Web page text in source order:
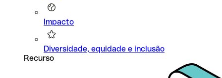
Impacto
Diversidade, equidade e inclusão
Recurso